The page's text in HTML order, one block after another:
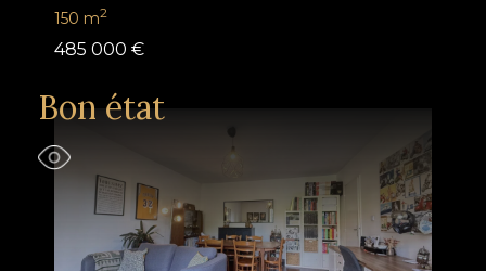
150 m2
485 000 €
Bon état